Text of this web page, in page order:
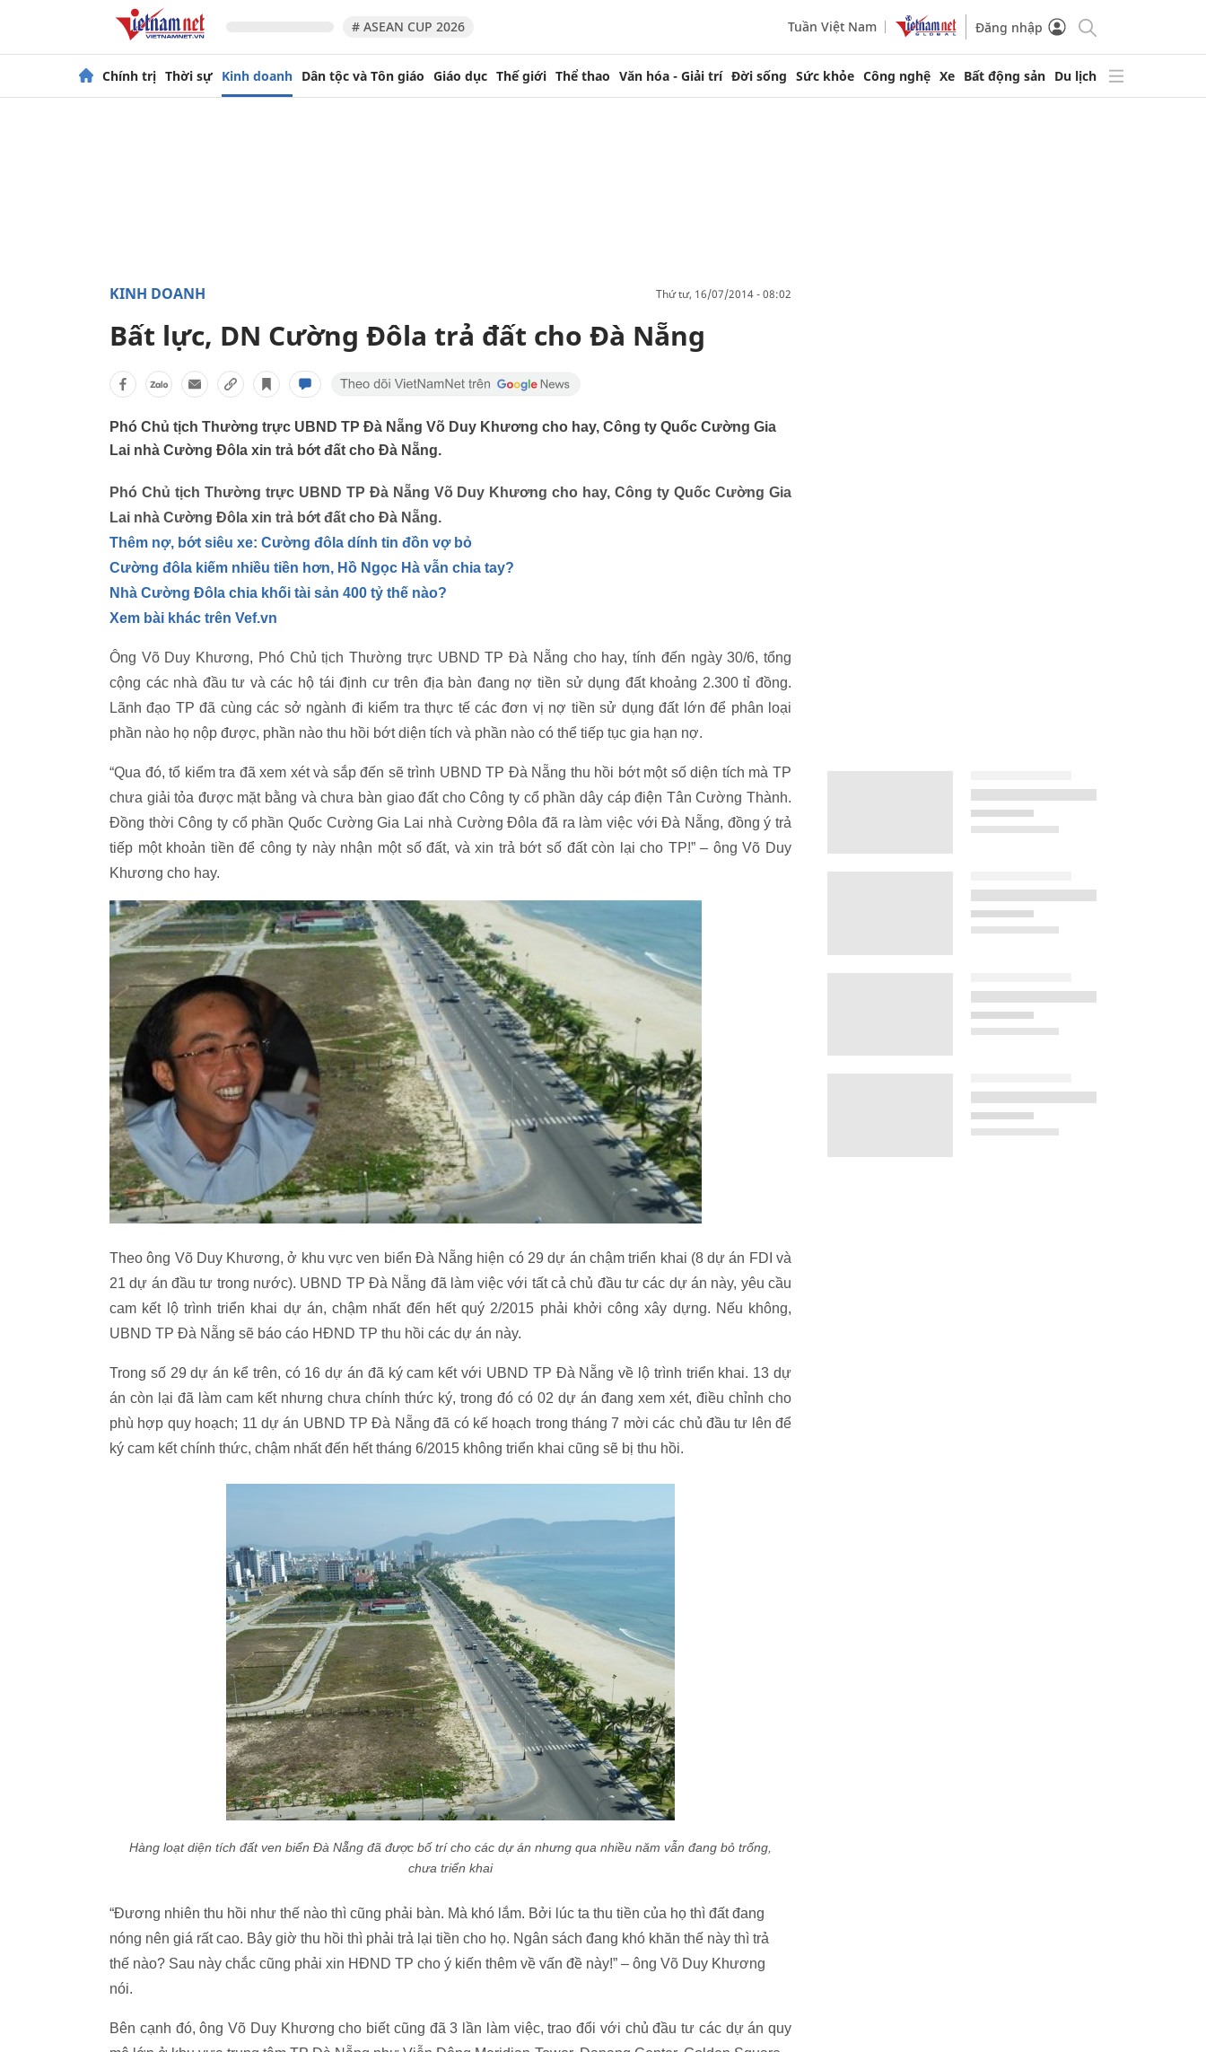
# ASEAN CUP 2026 Tuần Việt Nam Đăng nhập
Chính trị Thời sự Kinh doanh Dân tộc và Tôn giáo Giáo dục Thế giới Thể thao Văn hóa - Giải trí Đời sống Sức khỏe Công nghệ Xe Bất động sản Du lịch
KINH DOANH thứ tư, 16/07/2014 - 08:02
Bất lực, DN Cường Đôla trả đất cho Đà Nẵng
Phó Chủ tịch Thường trực UBND TP Đà Nẵng Võ Duy Khương cho hay, Công ty Quốc Cường Gia
Lai nhà Cường Đôla xin trả bớt đất cho Đà Nẵng.
Phó Chủ tịch Thường trực UBND TP Đà Nẵng Võ Duy Khương cho hay, Công ty Quốc Cường Gia
Lai nhà Cường Đôla xin trả bớt đất cho Đà Nẵng.
Thêm nợ, bớt siêu xe: Cường đôla dính tin đồn vợ bỏ
Cường đôla kiếm nhiều tiền hơn, Hồ Ngọc Hà vẫn chia tay?
Nhà Cường Đôla chia khối tài sản 400 tỷ thế nào?
Xem bài khác trên Vef.vn
Ông Võ Duy Khương, Phó Chủ tịch Thường trực UBND TP Đà Nẵng cho hay, tính đến ngày 30/6, tổng
cộng các nhà đầu tư và các hộ tái định cư trên địa bàn đang nợ tiền sử dụng đất khoảng 2.300 tỉ đồng.
Lãnh đạo TP đã cùng các sở ngành đi kiểm tra thực tế các đơn vị nợ tiền sử dụng đất lớn để phân loại
phần nào họ nộp được, phần nào thu hồi bớt diện tích và phần nào có thể tiếp tục gia hạn nợ.
“Qua đó, tổ kiểm tra đã xem xét và sắp đến sẽ trình UBND TP Đà Nẵng thu hồi bớt một số diện tích mà TP
chưa giải tỏa được mặt bằng và chưa bàn giao đất cho Công ty cổ phần dây cáp điện Tân Cường Thành.
Đồng thời Công ty cổ phần Quốc Cường Gia Lai nhà Cường Đôla đã ra làm việc với Đà Nẵng, đồng ý trả
tiếp một khoản tiền để công ty này nhận một số đất, và xin trả bớt số đất còn lại cho TP!” – ông Võ Duy
Khương cho hay.
Theo ông Võ Duy Khương, ở khu vực ven biển Đà Nẵng hiện có 29 dự án chậm triển khai (8 dự án FDI và
21 dự án đầu tư trong nước). UBND TP Đà Nẵng đã làm việc với tất cả chủ đầu tư các dự án này, yêu cầu
cam kết lộ trình triển khai dự án, chậm nhất đến hết quý 2/2015 phải khởi công xây dựng. Nếu không,
UBND TP Đà Nẵng sẽ báo cáo HĐND TP thu hồi các dự án này.
Trong số 29 dự án kể trên, có 16 dự án đã ký cam kết với UBND TP Đà Nẵng về lộ trình triển khai. 13 dự
án còn lại đã làm cam kết nhưng chưa chính thức ký, trong đó có 02 dự án đang xem xét, điều chỉnh cho
phù hợp quy hoạch; 11 dự án UBND TP Đà Nẵng đã có kế hoạch trong tháng 7 mời các chủ đầu tư lên để
ký cam kết chính thức, chậm nhất đến hết tháng 6/2015 không triển khai cũng sẽ bị thu hồi.
Hàng loạt diện tích đất ven biển Đà Nẵng đã được bố trí cho các dự án nhưng qua nhiều năm vẫn đang bỏ trống,
chưa triển khai
“Đương nhiên thu hồi như thế nào thì cũng phải bàn. Mà khó lắm. Bởi lúc ta thu tiền của họ thì đất đang
nóng nên giá rất cao. Bây giờ thu hồi thì phải trả lại tiền cho họ. Ngân sách đang khó khăn thế này thì trả
thế nào? Sau này chắc cũng phải xin HĐND TP cho ý kiến thêm về vấn đề này!” – ông Võ Duy Khương
nói.
Bên cạnh đó, ông Võ Duy Khương cho biết cũng đã 3 lần làm việc, trao đổi với chủ đầu tư các dự án quy